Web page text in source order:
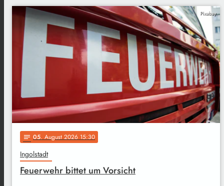
Pixabay
notes 05. August 2026 15:30
Ingolstadt
Feuerwehr bittet um Vorsicht